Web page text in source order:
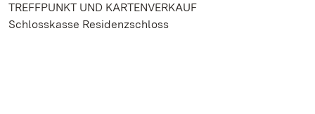
TREFFPUNKT UND KARTENVERKAUF
Schlosskasse Residenzschloss